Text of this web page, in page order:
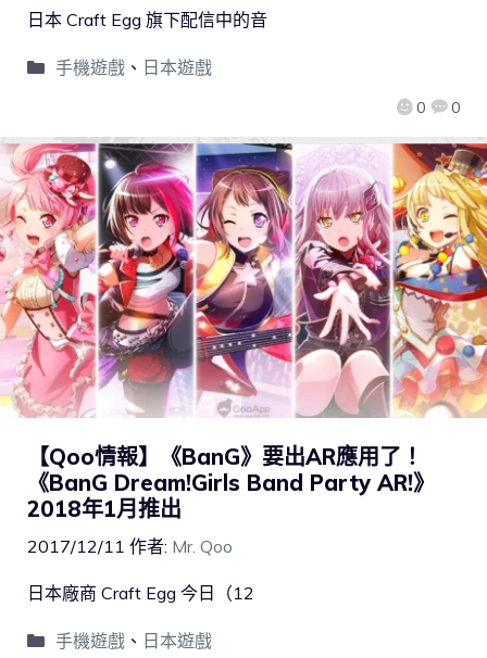
0 0
日本 Craft Egg 旗下配信中的音
手機遊戲、 日本遊戲
【Qoo情報】《BanG》要出AR應用了！
《BanG Dream!Girls Band Party AR!》
2018年1月推出
2017/12/11 作者: Mr. Qoo
日本廠商 Craft Egg 今日（12
手機遊戲、 日本遊戲